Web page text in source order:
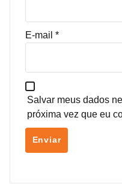
E-mail *
Salvar meus dados
próxima vez que eu